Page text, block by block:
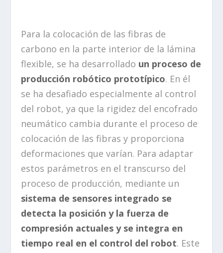
Para la colocación de las fibras de
carbono en la parte interior de la lámina
flexible, se ha desarrollado un proceso de
producción robótico prototípico. En él
se ha desafiado especialmente al control
del robot, ya que la rigidez del encofrado
neumático cambia durante el proceso de
colocación de las fibras y proporciona
deformaciones que varían. Para adaptar
estos parámetros en el transcurso del
proceso de producción, mediante un
sistema de sensores integrado se
detecta la posición y la fuerza de
compresión actuales y se integra en
tiempo real en el control del robot. Este